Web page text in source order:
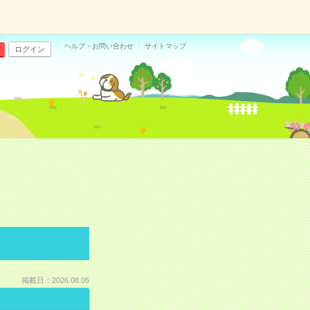
ログイン ヘルプ・お問い合わせ サイトマップ
掲載日：2026.08.05